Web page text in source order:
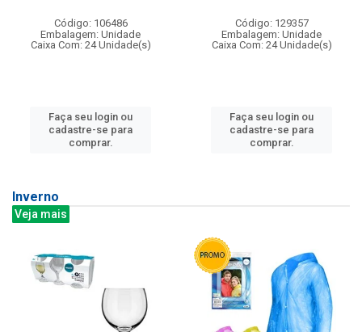
Código: 106486
Embalagem: Unidade
Caixa Com: 24 Unidade(s)
Faça seu login ou
cadastre-se para
comprar.
Código: 129357
Embalagem: Unidade
Caixa Com: 24 Unidade(s)
Faça seu login ou
cadastre-se para
comprar.
Inverno
Veja mais